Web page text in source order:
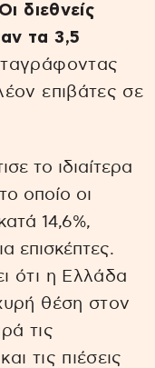
Οι διεθνείς
τα 3,5
επιβάτες σε
το ιδιαίτερα
οποίο οι
14,6%,
επισκέπτες.
ότι η Ελλάδα
θέση στον
τις
τις πιέσεις